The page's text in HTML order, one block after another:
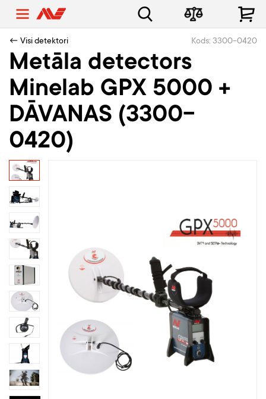
← Visi detektori Kods: 3300-0420
Metāla detectors
Minelab GPX 5000 +
DĀVANAS (3300-
0420)